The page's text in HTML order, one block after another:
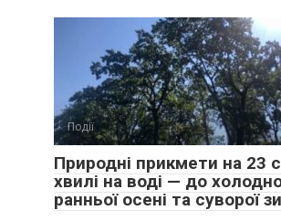
Події
Природні прикмети на 23
хвилі на воді — до
ранньої осені та суворої